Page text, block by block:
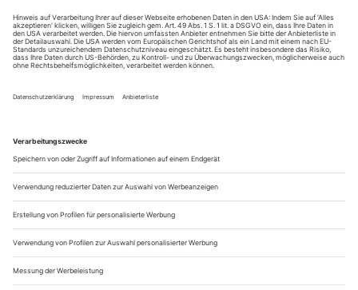
Rosmarie widerfährt etwas, dem manche Menschen sich
täglich hingeben, während andere ein Leben lang darauf
warten, es möge doch bitte geschehen. Sie verliebt sich Knall
auf Fall in ein Wesen, das ihre Mutter und die Schwestern
sofort auf die Abschussliste setzen. Dabei singt das Ding so
schön, dass Rosmarie trotz ihres Panzers ganz weich wird:
Vorschau und Impressum 3/23
Jürgen Flimmwar ein unbeugsamer Verfechter des
Stadttheaters: ein Nachruf Was gibt’s Neues im Kino?
DieBerlinaleruft, wir antworten!
«Die Eingeborenen von Maria Blut» nach dem Roman der